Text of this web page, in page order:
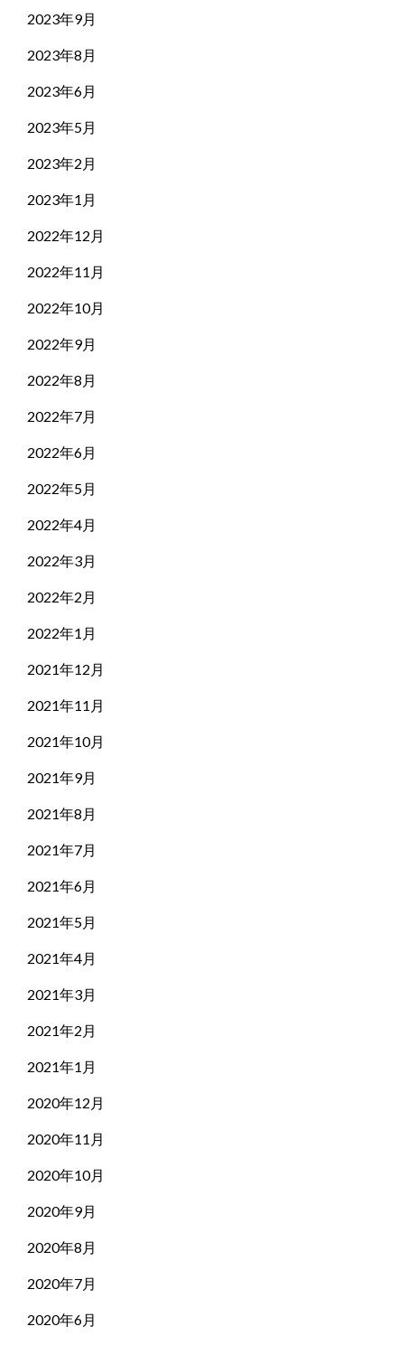
2023年9月
2023年8月
2023年6月
2023年5月
2023年2月
2023年1月
2022年12月
2022年11月
2022年10月
2022年9月
2022年8月
2022年7月
2022年6月
2022年5月
2022年4月
2022年3月
2022年2月
2022年1月
2021年12月
2021年11月
2021年10月
2021年9月
2021年8月
2021年7月
2021年6月
2021年5月
2021年4月
2021年3月
2021年2月
2021年1月
2020年12月
2020年11月
2020年10月
2020年9月
2020年8月
2020年7月
2020年6月